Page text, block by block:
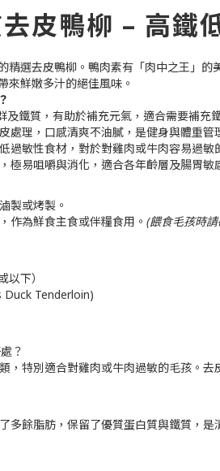
皮鴨柳 – 高鐵
精選去皮鴨柳。鴨肉素有「肉中之王」
來鮮嫩多汁的絕佳風味。
及鐵質，有助於補充元氣，適合需要補充
處理，口感清爽不油膩，是健身與體重管
過敏性食材，對於對雞肉或牛肉容易過
極易咀嚼與消化，適合各年齡層及腸胃敏
製或烤製。
作為鮮食主食或伴糧食用。 (餵食毛孩時
以下）
Duck Tenderloin)
？
，特別適合對雞肉或牛肉過敏的毛孩。
多餘脂肪，保留了優質蛋白質與鐵質，是